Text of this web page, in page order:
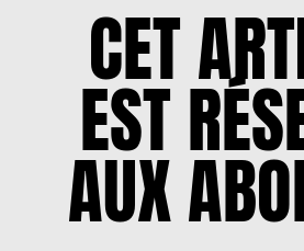
CET
EST
AUX